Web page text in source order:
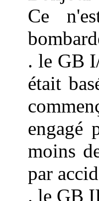
Ce
. le GB
était
engagé
moins
par
. le GB